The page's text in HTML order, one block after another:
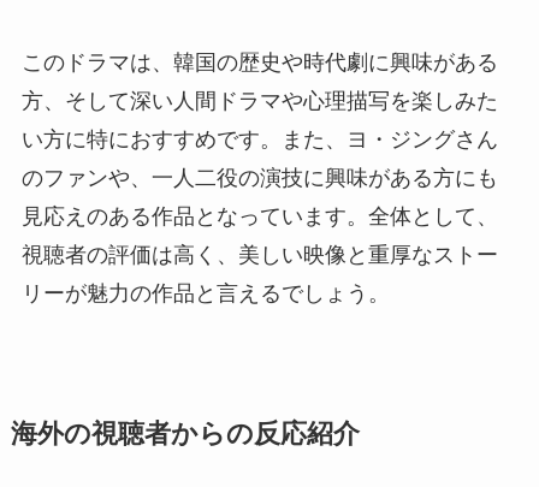
このドラマは、韓国の歴史や時代劇に興味がある
方、そして深い人間ドラマや心理描写を楽しみた
い方に特におすすめです。また、ヨ・ジングさん
のファンや、一人二役の演技に興味がある方にも
見応えのある作品となっています。全体として、
視聴者の評価は高く、美しい映像と重厚なストー
リーが魅力の作品と言えるでしょう。
海外の視聴者からの反応紹介